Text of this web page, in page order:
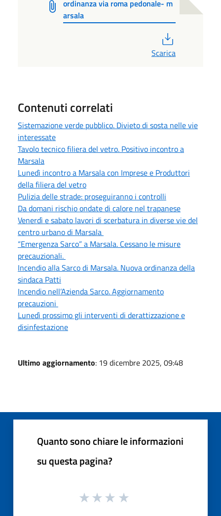
ordinanza via roma pedonale- m
arsala
Scarica
Contenuti correlati
Sistemazione verde pubblico. Divieto di sosta nelle vie
interessate
Tavolo tecnico filiera del vetro. Positivo incontro a
Marsala
Lunedì incontro a Marsala con Imprese e Produttori
della filiera del vetro
Pulizia delle strade: proseguiranno i controlli
Da domani rischio ondate di calore nel trapanese
Venerdì e sabato lavori di scerbatura in diverse vie del
centro urbano di Marsala
“Emergenza Sarco” a Marsala. Cessano le misure
precauzionali.
Incendio alla Sarco di Marsala. Nuova ordinanza della
sindaca Patti
Incendio nell’Azienda Sarco. Aggiornamento
precauzioni
Lunedì prossimo gli interventi di derattizzazione e
disinfestazione
Ultimo aggiornamento: 19 dicembre 2025, 09:48
Quanto sono chiare le informazioni
su questa pagina?